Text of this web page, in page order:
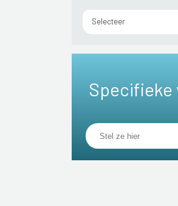
Selecteer
Specifieke